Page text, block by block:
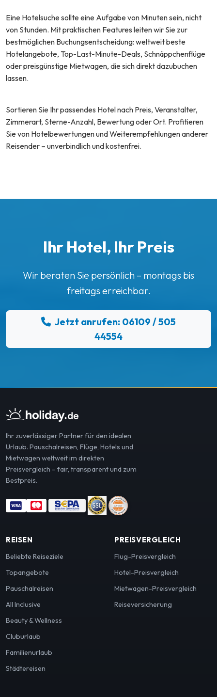
Eine Hotelsuche sollte eine Aufgabe von Minuten sein, nicht
von Stunden. Mit praktischen Features leiten wir Sie zur
bestmöglichen Buchungsentscheidung: weltweit beste
Hotelangebote, Top-Last-Minute-Deals, Schnäppchenflüge
oder preisgünstige Mietwagen, die sich direkt dazubuchen
lassen.
Sortieren Sie Ihr passendes Hotel nach Preis, Veranstalter,
Zimmerart, Sterne-Anzahl, Bewertung oder Ort. Profitieren
Sie von Hotelbewertungen und Weiterempfehlungen anderer
Reisender – unverbindlich und kostenfrei.
Ihr Hotel, Ihr Preis
Wir beraten Sie persönlich – montags bis
freitags erreichbar.
Jetzt anrufen: 06109 / 505
44554
Ihr zuverlässiger Partner für den idealen
Urlaub. Pauschalreisen, Flüge, Hotels und
Mietwagen weltweit im direkten
Preisvergleich – fair, transparent und zum
Bestpreis.
REISEN
Beliebte Reiseziele
Topangebote
Pauschalreisen
All Inclusive
Beauty & Wellness
Cluburlaub
Familienurlaub
Städtereisen
PREISVERGLEICH
Flug-Preisvergleich
Hotel-Preisvergleich
Mietwagen-Preisvergleich
Reiseversicherung